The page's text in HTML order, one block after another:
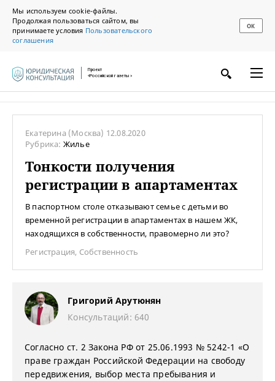
Мы используем cookie-файлы.
Продолжая пользоваться сайтом, вы
принимаете условия Пользовательского
соглашения
ОК
Проект
«Российской газеты»
Екатерина(Москва) 12.08.2020
Рубрика: Жилье
Тонкости получения
регистрации в апартаментах
В паспортном столе отказывают семье с детьми во
временной регистрации в апартаментах в нашем ЖК,
находящихся в собственности, правомерно ли это?
Регистрация, Собственность
Григорий Арутюнян
Консультаций: 640
Согласно ст. 2 Закона РФ от 25.06.1993 № 5242-1 «О
праве граждан Российской Федерации на свободу
передвижения, выбор места пребывания и